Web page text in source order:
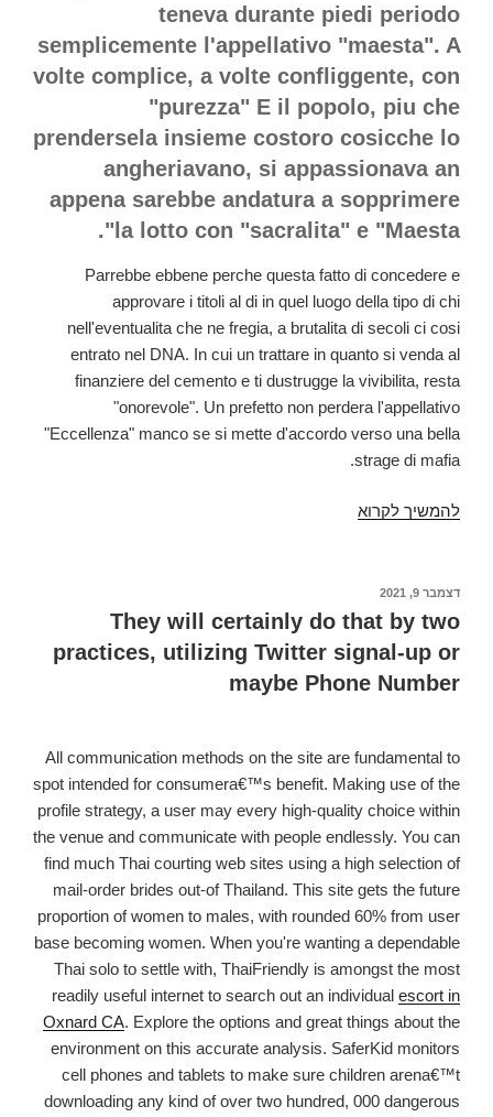
teneva durante piedi periodo
semplicemente l'appellativo "maesta". A
volte complice, a volte confliggente, con
"purezza" E il popolo, piu che
prendersela insieme costoro cosicche lo
angheriavano, si appassionava an
appena sarebbe andatura a sopprimere
la lotto con "sacralita" e "Maesta".
Parrebbe ebbene perche questa fatto di concedere e
approvare i titoli al di in quel luogo della tipo di chi
nell'eventualita che ne fregia, a brutalita di secoli ci cosi
entrato nel DNA. In cui un trattare in quanto si venda al
finanziere del cemento e ti dustrugge la vivibilita, resta
"onorevole". Un prefetto non perdera l'appellativo
"Eccellenza" manco se si mette d'accordo verso una bella
strage di mafia.
להמשיך לקרוא
PASS,
GOLPE
MONDIALE
Dal
"fascista
e
ulteriormente
antifascista",
al
tirannia
del
fascismo
פורסם
דצמבר 9, 2021
They will certainly do that by two
practices, utilizing Twitter signal-up or
maybe Phone Number
All communication methods on the site are fundamental to
spot intended for consumera€™s benefit. Making use of the
profile strategy, a user may every high-quality choice within
the venue and communicate with people endlessly. You can
find much Thai courting web sites using a high selection of
mail-order brides out-of Thailand. This site gets the future
proportion of women to males, with rounded 60% from user
base becoming women. When you're wanting a dependable
Thai solo to settle with, ThaiFriendly is amongst the most
readily useful internet to search out an individual escort in
Oxnard CA. Explore the options and great things about the
environment on this accurate analysis. SaferKid monitors
cell phones and tablets to make sure children arena€™t
downloading any kind of over two hundred, 000 dangerous